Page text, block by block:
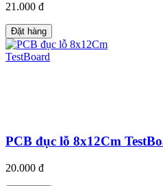
21.000 đ
Đặt hàng
PCB đục lỗ 8x12Cm
20.000 đ